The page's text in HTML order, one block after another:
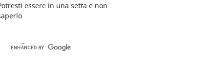
essere in una setta e non